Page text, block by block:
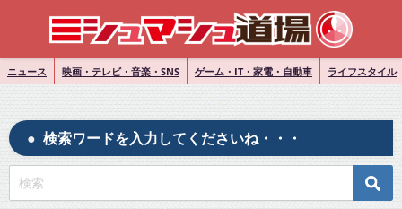
ニュース 映画・テレビ・音楽・SNS ゲーム・IT・家電・自動車 ライフスタイル
検索ワードを入力してくださいね・・・